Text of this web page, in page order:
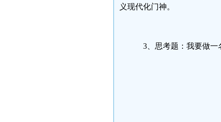
义现代化门神。
3、思考题：我要做一